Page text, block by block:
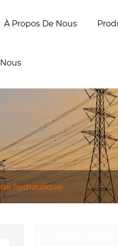
À Propos De Nous
hydraulique